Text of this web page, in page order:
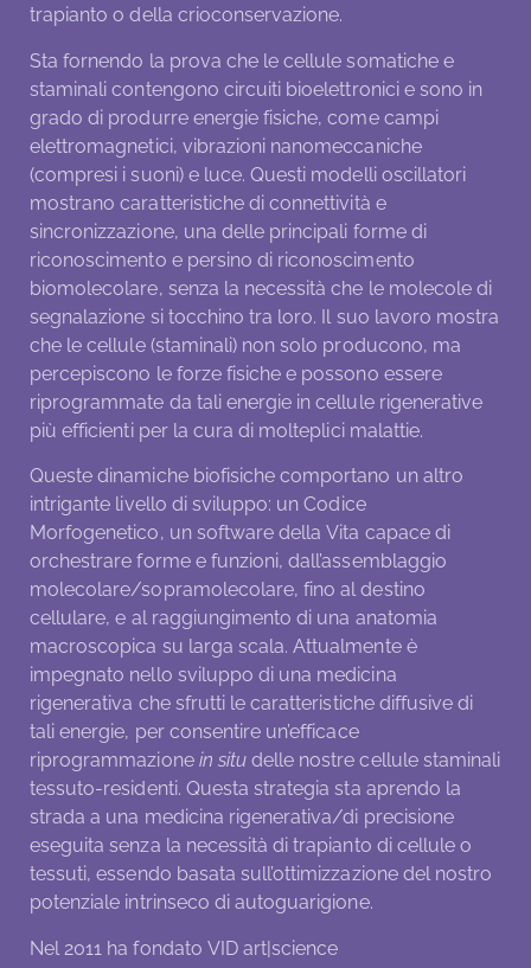
trapianto o della crioconservazione.
Sta fornendo la prova che le cellule somatiche e
staminali contengono circuiti bioelettronici e sono in
grado di produrre energie fisiche, come campi
elettromagnetici, vibrazioni nanomeccaniche
(compresi i suoni) e luce. Questi modelli oscillatori
mostrano caratteristiche di connettività e
sincronizzazione, una delle principali forme di
riconoscimento e persino di riconoscimento
biomolecolare, senza la necessità che le molecole di
segnalazione si tocchino tra loro. Il suo lavoro mostra
che le cellule (staminali) non solo producono, ma
percepiscono le forze fisiche e possono essere
riprogrammate da tali energie in cellule rigenerative
più efficienti per la cura di molteplici malattie.
Queste dinamiche biofisiche comportano un altro
intrigante livello di sviluppo: un Codice
Morfogenetico, un software della Vita capace di
orchestrare forme e funzioni, dall’assemblaggio
molecolare/sopramolecolare, fino al destino
cellulare, e al raggiungimento di una anatomia
macroscopica su larga scala. Attualmente è
impegnato nello sviluppo di una medicina
rigenerativa che sfrutti le caratteristiche diffusive di
tali energie, per consentire un’efficace
riprogrammazione in situdelle nostre cellule staminali
tessuto-residenti. Questa strategia sta aprendo la
strada a una medicina rigenerativa/di precisione
eseguita senza la necessità di trapianto di cellule o
tessuti, essendo basata sull’ottimizzazione del nostro
potenziale intrinseco di autoguarigione.
Nel 2011 ha fondato VID art|science